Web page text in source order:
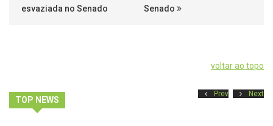
esvaziada no Senado
Senado
voltar ao topo
TOP NEWS
Prev Next